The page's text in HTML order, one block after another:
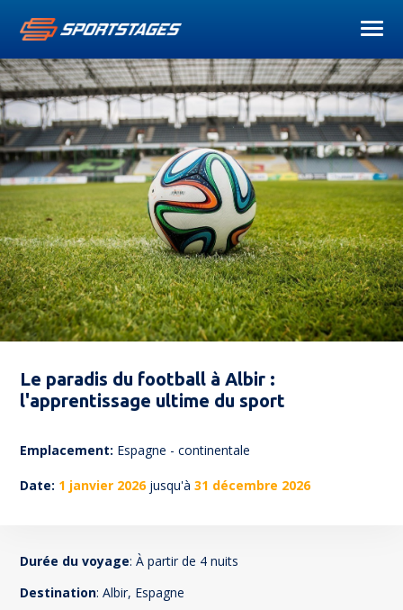
Le paradis du football à Albir :
l'apprentissage ultime du sport
Emplacement: Espagne - continentale
Date: 1 janvier 2026 jusqu'à31 décembre 2026
Durée du voyage: À partir de 4 nuits
Destination: Albir, Espagne